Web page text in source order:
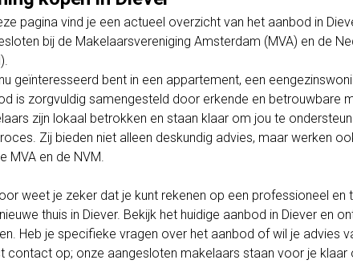
pagina vind je een actueel overzicht van het aanbod in
bij de Makelaarsvereniging Amsterdam (MVA) en de
geïnteresseerd bent in een appartement, een
is zorgvuldig samengesteld door erkende en betrouwbare
zijn lokaal betrokken en staan klaar om jou te
Zij bieden niet alleen deskundig advies, maar werken
MVA en de NVM.
weet je zeker dat je kunt rekenen op een professioneel en
thuis in Diever. Bekijk het huidige aanbod in Diever en
Heb je specifieke vragen over het aanbod of wil je advies
contact op; onze aangesloten makelaars staan voor je klaar